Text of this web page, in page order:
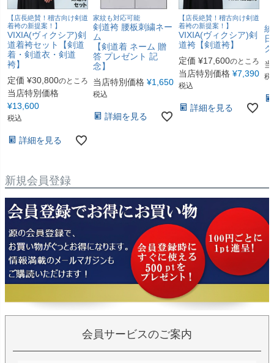
【店長絶賛！稽古向け剣道
着袴の新提案！】
VIXIA(ヴィクシア)剣
道着袴セット【剣道
着・剣道衣・剣道
袴】
定価 ¥30,800のところ
当店特別価格
¥13,600
税込
詳細を見る
家紋も対応可能
剣道袴 腰板刺繍ネー
ム
【剣道着 ネーム 贈
答 プレゼント 記
念】
当店特別価格 ¥1,650
税込
詳細を見る
【店長絶賛！稽古向け剣道
着袴の新提案！】
VIXIA(ヴィクシア)剣
道袴【剣道袴】
定価 ¥17,600のところ
当店特別価格 ¥7,390
税込
詳細を見る
税
新規会員登録
会員サービスのご案内